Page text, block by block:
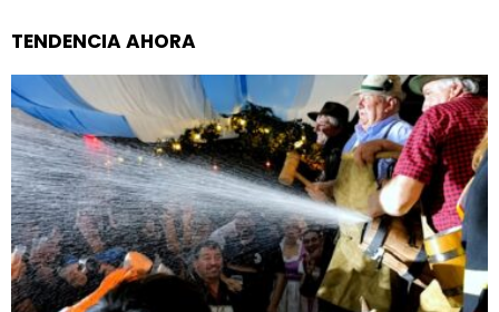
TENDENCIA AHORA